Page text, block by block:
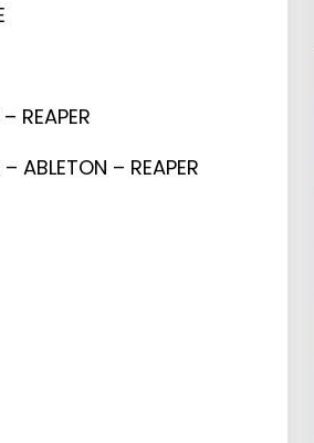
REAPER
ABLETON – REAPER